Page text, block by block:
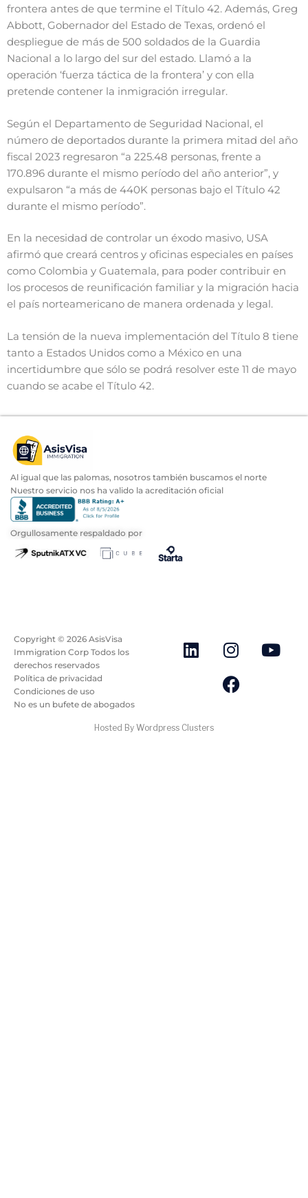
frontera antes de que termine el Título 42. Además, Greg
Abbott, Gobernador del Estado de Texas, ordenó el
despliegue de más de 500 soldados de la Guardia
Nacional a lo largo del sur del estado. Llamó a la
operación ‘fuerza táctica de la frontera’ y con ella
pretende contener la inmigración irregular.
Según el Departamento de Seguridad Nacional, el
número de deportados durante la primera mitad del año
fiscal 2023 regresaron “a 225.48 personas, frente a
170.896 durante el mismo período del año anterior”, y
expulsaron “a más de 440K personas bajo el Título 42
durante el mismo período”.
En la necesidad de controlar un éxodo masivo, USA
afirmó que creará centros y oficinas especiales en países
como Colombia y Guatemala, para poder contribuir en
los procesos de reunificación familiar y la migración hacia
el país norteamericano de manera ordenada y legal.
La tensión de la nueva implementación del Título 8 tiene
tanto a Estados Unidos como a México en una
incertidumbre que sólo se podrá resolver este 11 de mayo
cuando se acabe el Título 42.
Al igual que las palomas, nosotros también buscamos el norte
Nuestro servicio nos ha valido la acreditación oficial
Orgullosamente respaldado por
Copyright © 2026 AsisVisa
Immigration Corp Todos los
derechos reservados
Política de privacidad
Condiciones de uso
No es un bufete de abogados
Hosted By Wordpress Clusters